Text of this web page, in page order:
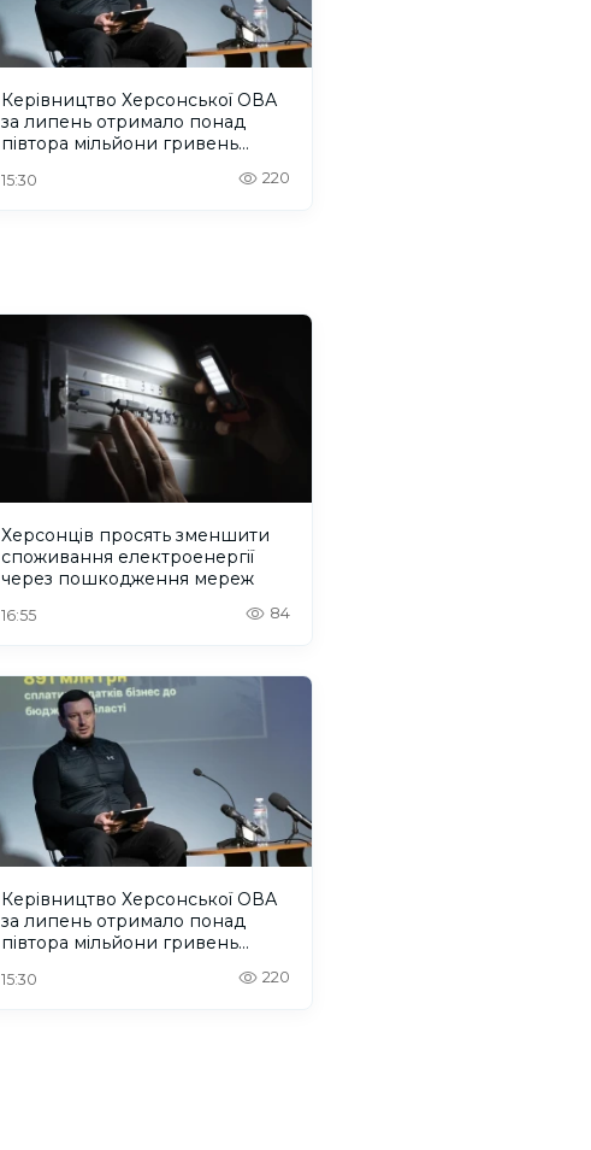
Керівництво Херсонської ОВА
за липень отримало понад
півтора мільйони гривень
15:30 220
Херсонців просять зменшити
споживання електроенергії
через пошкодження мереж
16:55 84
Керівництво Херсонської ОВА
за липень отримало понад
півтора мільйони гривень
15:30 220